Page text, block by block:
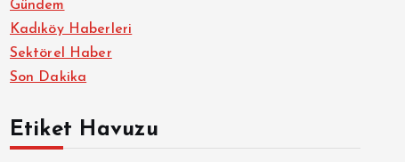
Gündem
Kadıköy Haberleri
Sektörel Haber
Son Dakika
Etiket Havuzu